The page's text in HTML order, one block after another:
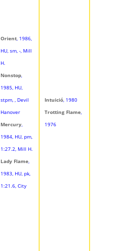
Orient, 1986,
HU, sm, -, Mill
H.
Nonstop,
1985, HU,
stpm, , Devil
Hanover
Mercury,
1984, HU, pm,
1:27.2, Mill H.
Lady Flame,
1983, HU, pk,
1:21.6, City
Intuició, 1980
Trotting Flame,
1976